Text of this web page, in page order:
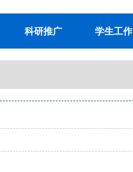
科研推广 学生工作